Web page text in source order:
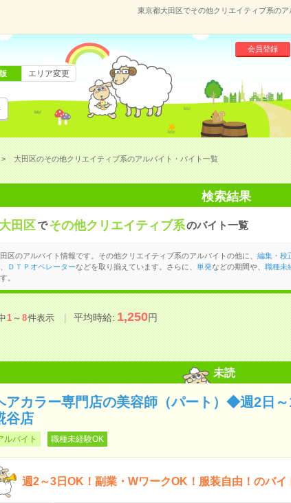
東京都大田区でその他クリエイティブ系の
会員登録
エリア変更
大田区のその他クリエイティブ系のアルバイト・バイト一覧
検索結果
大田区で その他クリエイティブ系のバイト一覧
区のアルバイト情報です。その他クリエイティブ系のアルバイトの他に、 編集・校
ＤＴＰオペレーターなどを取り揃えています。さらに、 単発などの期間や、 職種未
。
1～8件表示 平均時給:1,250円
未読
アカラー専門店の美容師（パート）◆週2日
谷店
ルバイト 職種未経験OK
週2～3日OK！副業・WワークOK！服装自由！のバイ